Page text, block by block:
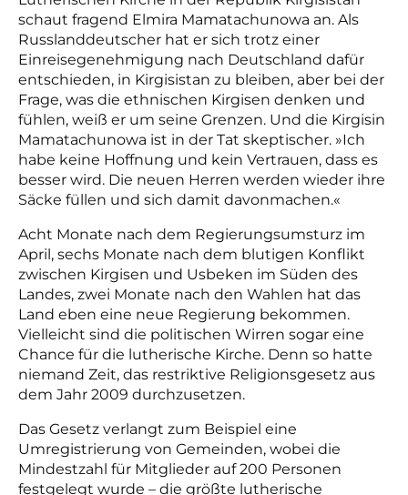
schaut fragend Elmira Mamatachunowa an. Als
Russlanddeutscher hat er sich trotz einer
Einreisegenehmigung nach Deutschland dafür
entschieden, in Kirgisistan zu bleiben, aber bei der
Frage, was die ethnischen Kirgisen denken und
fühlen, weiß er um seine Grenzen. Und die Kirgisin
Mamatachunowa ist in der Tat skeptischer. »Ich
habe keine Hoffnung und kein Vertrauen, dass es
besser wird. Die neuen Herren werden wieder ihre
Säcke füllen und sich damit davonmachen.«
Acht Monate nach dem Regierungsumsturz im
April, sechs Monate nach dem blutigen Konflikt
zwischen Kirgisen und Usbeken im Süden des
Landes, zwei Monate nach den Wahlen hat das
Land eben eine neue Regierung bekommen.
Vielleicht sind die politischen Wirren sogar eine
Chance für die lutherische Kirche. Denn so hatte
niemand Zeit, das restriktive Religionsgesetz aus
dem Jahr 2009 durchzusetzen.
Das Gesetz verlangt zum Beispiel eine
Umregistrierung von Gemeinden, wobei die
Mindestzahl für Mitglieder auf 200 Personen
festgelegt wurde – die größte lutherische